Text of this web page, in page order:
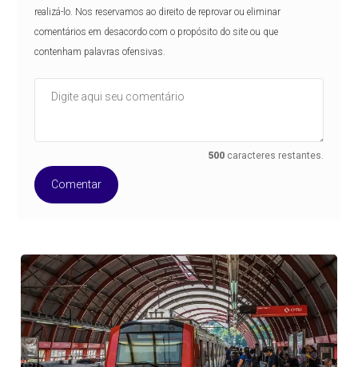
realizá-lo. Nos reservamos ao direito de reprovar ou eliminar
comentários em desacordo com o propósito do site ou que
contenham palavras ofensivas.
500 caracteres restantes.
Comentar